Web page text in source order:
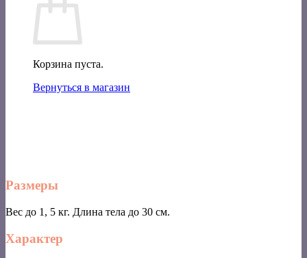
Корзина пуста.
Вернуться в магазин
Размеры
Вес до 1, 5 кг. Длина тела до 30 см.
Характер